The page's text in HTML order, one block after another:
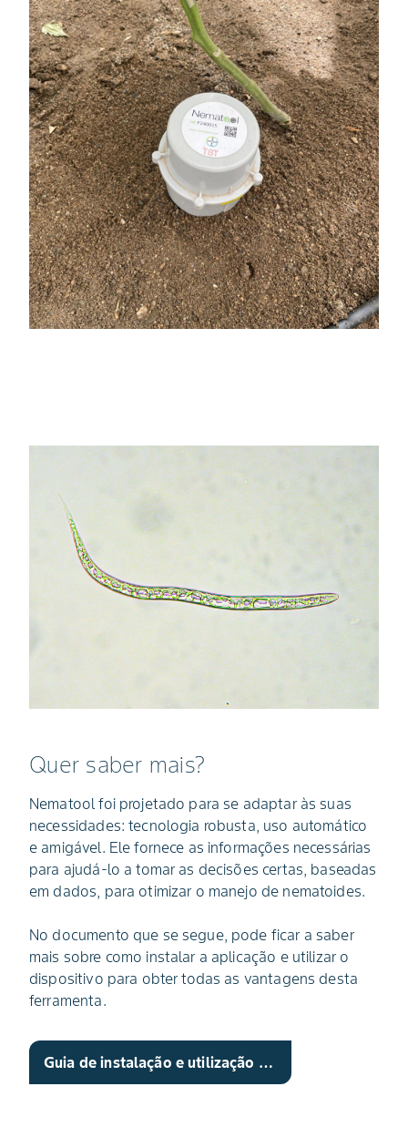
Quer saber mais?
Nematool foi projetado para se adaptar às suas
necessidades: tecnologia robusta, uso automático
e amigável. Ele fornece as informações necessárias
para ajudá-lo a tomar as decisões certas, baseadas
em dados, para otimizar o manejo de nematoides.
No documento que se segue, pode ficar a saber
mais sobre como instalar a aplicação e utilizar o
dispositivo para obter todas as vantagens desta
ferramenta.
Guia de instalação e utilização no terreno